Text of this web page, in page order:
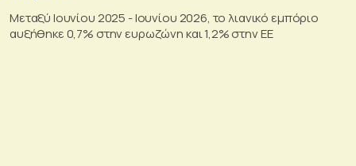
Μεταξύ Ιουνίου 2025 - Ιουνίου 2026, το λιανικό εμπόριο
αυξήθηκε 0,7% στην ευρωζώνη και 1,2% στην ΕΕ